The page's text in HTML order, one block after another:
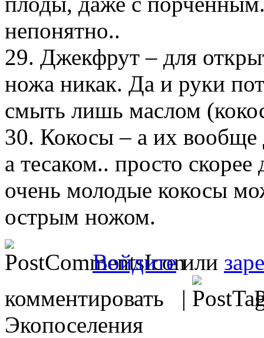
непонятно..
29. Джекфрут – для
ножа никак. Да и руки
смыть лишь маслом
30. Кокосы – а их
а тесаком.. просто
очень молодые кокосы
острым ножом.
Войдитеили
комментировать |
Экопоселения